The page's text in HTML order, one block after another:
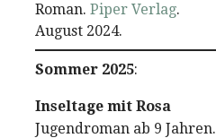
Roman. Piper Verlag.
August 2024.
Sommer 2025:
Inseltage mit Rosa
Jugendroman ab 9 Jahren.